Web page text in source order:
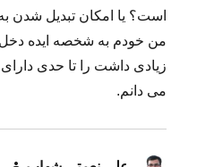
است؟ یا امکان تبدیل شدن
من خودم به شخصه ایده دخل
زیادی داشت را تا حدی
می دانم.